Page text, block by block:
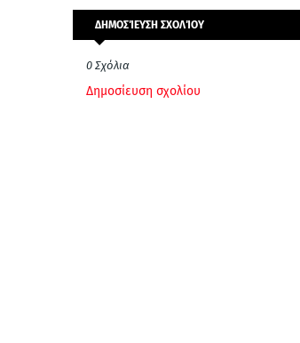
ΔΗΜΟΣΊΕΥΣΗ ΣΧΟΛΊΟΥ
0 Σχόλια
Δημοσίευση σχολίου